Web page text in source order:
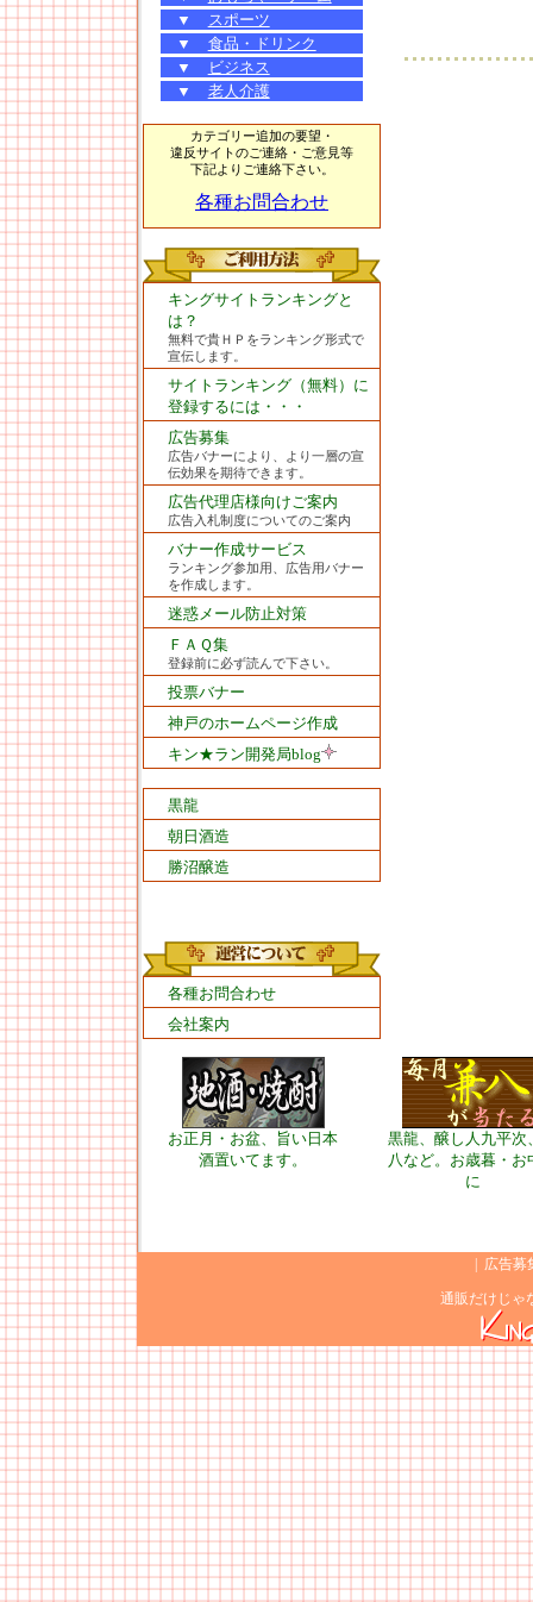
▼
スポーツ
▼
食品・ドリンク
▼
ビジネス
▼
老人介護
カテゴリー追加の要望・
違反サイトのご連絡・ご意見等
下記よりご連絡下さい。
各種お問合わせ
キングサイトランキングと
は？
無料で貴ＨＰをランキング形式で
宣伝します。
サイトランキング（無料）に
登録するには・・・
広告募集
広告バナーにより、より一層の宣
伝効果を期待できます。
広告代理店様向けご案内
広告入札制度についてのご案内
バナー作成サービス
ランキング参加用、広告用バナー
を作成します。
迷惑メール防止対策
ＦＡＱ集
登録前に必ず読んで下さい。
投票バナー
神戸のホームページ作成
キン★ラン開発局blog
黒龍
朝日酒造
勝沼醸造
各種お問合わせ
会社案内
お正月・お盆、旨い日本
酒置いてます。
黒龍、醸し人九平次
八など。お歳暮・お
に
広告募
通販だけじゃ